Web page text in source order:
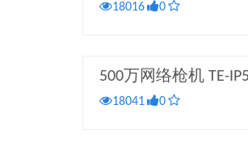
18016 0
500万网络枪机 TE-
18041 0